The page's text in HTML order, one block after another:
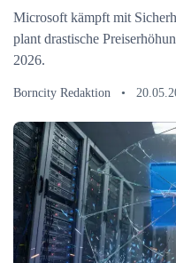
Microsoft kämpft mit
plant drastische
2026.
Borncity Redaktion •